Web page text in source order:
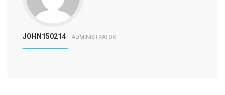
JOHN150214 ADMINISTRATOR